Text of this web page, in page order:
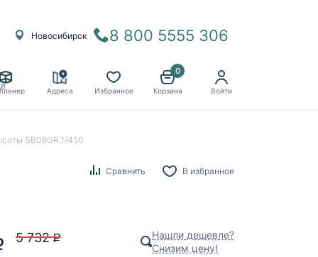
Адреса Избранное
0
Корзина Войти
Новосибирск 8 800 5555 306
SB08GR.1/450
Сравнить В избранное
5 732 P
Нашли дешевле?
Снизим цену!